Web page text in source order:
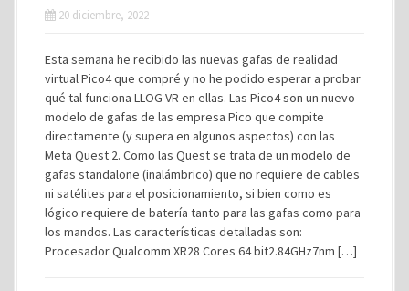
20 diciembre, 2022
Esta semana he recibido las nuevas gafas de realidad
virtual Pico4 que compré y no he podido esperar a probar
qué tal funciona LLOG VR en ellas. Las Pico4 son un nuevo
modelo de gafas de las empresa Pico que compite
directamente (y supera en algunos aspectos) con las
Meta Quest 2. Como las Quest se trata de un modelo de
gafas standalone (inalámbrico) que no requiere de cables
ni satélites para el posicionamiento, si bien como es
lógico requiere de batería tanto para las gafas como para
los mandos. Las características detalladas son:
Procesador Qualcomm XR28 Cores 64 bit2.84GHz7nm […]